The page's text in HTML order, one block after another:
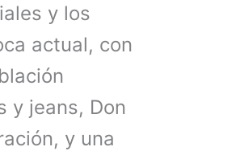
y los
actual, con
y jeans, Don
y una